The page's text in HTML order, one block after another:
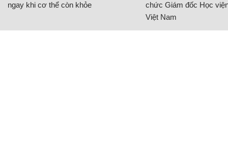
ngay khi cơ thể còn khỏe
chức Giám đốc Học
Việt Nam